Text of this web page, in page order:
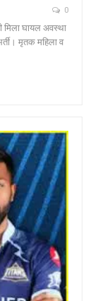
0
मिला घायल अवस्था
मृतक महिला व